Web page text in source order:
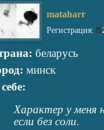
mataharr
Регистрация:
беларусь
минск
Характер у меня
если без соли.